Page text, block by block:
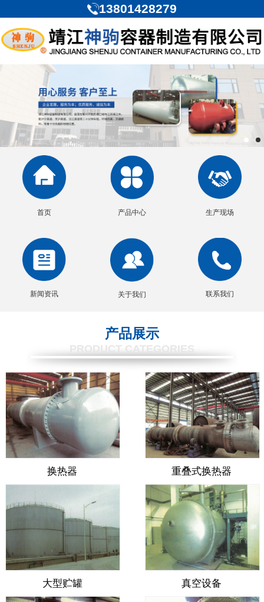
13801428279
首页 产品中心 生产现场
新闻资讯 关于我们 联系我们
产品展示
PRODUCT CATEGORIES
换热器 重叠式换热器
大型贮罐 真空设备